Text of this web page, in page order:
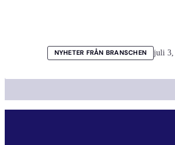
NYHETER FRÅN BRANSCHEN juli 3,